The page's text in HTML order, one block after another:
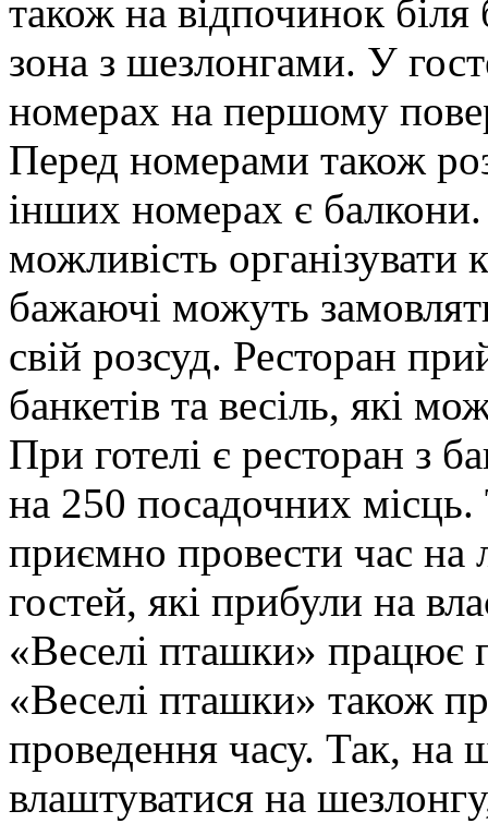
також на відпочинок
зона з шезлонгами. У
номерах на першому
Перед номерами також
інших номерах є
можливість
бажаючі можуть
свій розсуд. Ресторан
банкетів та весіль, які
При готелі є ресторан з
на 250 посадочних
приємно провести час на
гостей, які прибули на
«Веселі пташки» працює
«Веселі пташки» також
проведення часу. Так,
влаштуватися на